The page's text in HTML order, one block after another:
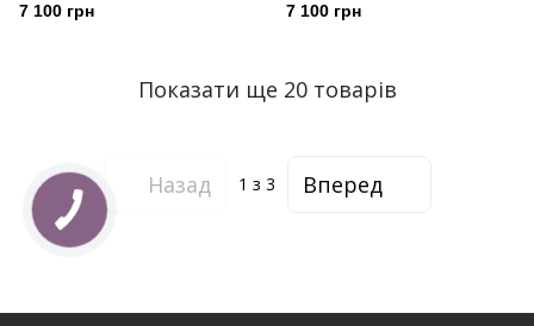
7 100 грн 7 100 грн
Показати ще 20 товарів
Назад 1 з 3 Вперед